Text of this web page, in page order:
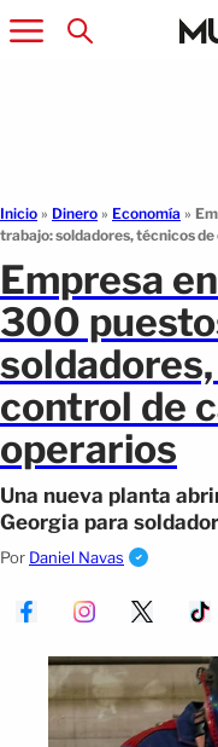
Inicio » Dinero » Economía »
trabajo: soldadores, técnicos
Empresa
300
control de
operarios
Una nueva planta
Georgia para
técnicos de control de
Por Daniel Navas